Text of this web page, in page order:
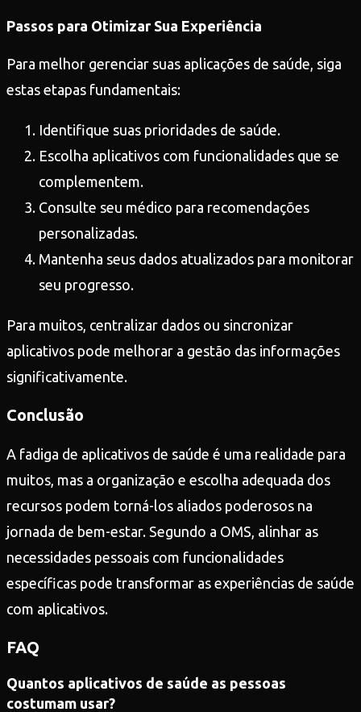
Passos para Otimizar Sua Experiência
Para melhor gerenciar suas aplicações de saúde, siga
estas etapas fundamentais:
Identifique suas prioridades de saúde.
Escolha aplicativos com funcionalidades que se
complementem.
Consulte seu médico para recomendações
personalizadas.
Mantenha seus dados atualizados para monitorar
seu progresso.
Para muitos, centralizar dados ou sincronizar
aplicativos pode melhorar a gestão das informações
significativamente.
Conclusão
A fadiga de aplicativos de saúde é uma realidade para
muitos, mas a organização e escolha adequada dos
recursos podem torná-los aliados poderosos na
jornada de bem-estar. Segundo a OMS, alinhar as
necessidades pessoais com funcionalidades
específicas pode transformar as experiências de saúde
com aplicativos.
FAQ
Quantos aplicativos de saúde as pessoas
costumam usar?